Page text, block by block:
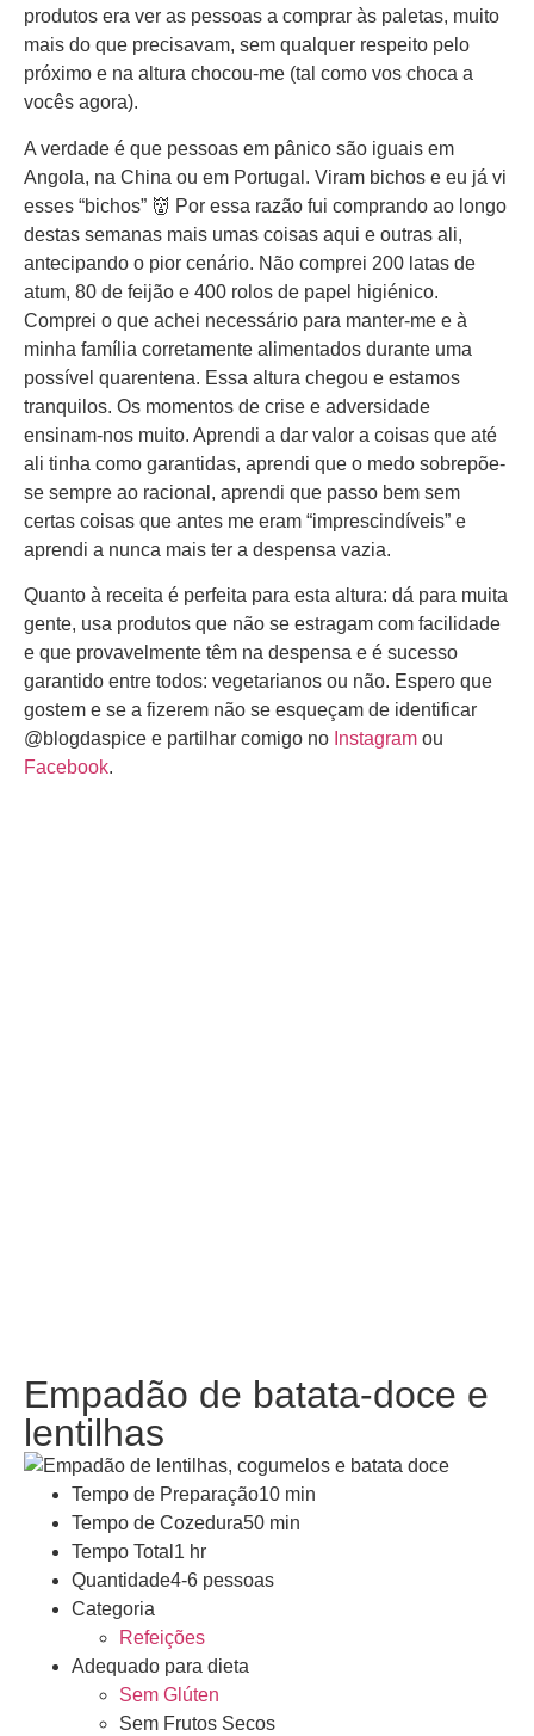
produtos era ver as pessoas a comprar às paletas, muito
mais do que precisavam, sem qualquer respeito pelo
próximo e na altura chocou-me (tal como vos choca a
vocês agora).
A verdade é que pessoas em pânico são iguais em
Angola, na China ou em Portugal. Viram bichos e eu já vi
esses “bichos” 👹 Por essa razão fui comprando ao longo
destas semanas mais umas coisas aqui e outras ali,
antecipando o pior cenário. Não comprei 200 latas de
atum, 80 de feijão e 400 rolos de papel higiénico.
Comprei o que achei necessário para manter-me e à
minha família corretamente alimentados durante uma
possível quarentena. Essa altura chegou e estamos
tranquilos. Os momentos de crise e adversidade
ensinam-nos muito. Aprendi a dar valor a coisas que até
ali tinha como garantidas, aprendi que o medo sobrepõe-
se sempre ao racional, aprendi que passo bem sem
certas coisas que antes me eram “imprescindíveis” e
aprendi a nunca mais ter a despensa vazia.
Quanto à receita é perfeita para esta altura: dá para muita
gente, usa produtos que não se estragam com facilidade
e que provavelmente têm na despensa e é sucesso
garantido entre todos: vegetarianos ou não. Espero que
gostem e se a fizerem não se esqueçam de identificar
@blogdaspice e partilhar comigo no Instagram ou
Facebook.
Empadão de batata-doce e
lentilhas
Tempo de Preparação10 min
Tempo de Cozedura50 min
Tempo Total 1 hr
Quantidade4-6 pessoas
Categoria
Refeições
Adequado para dieta
Sem Glúten
Sem Frutos Secos